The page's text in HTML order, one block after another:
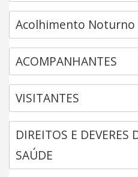
Acolhimento
ACOMPANHANTES
VISITANTES
DIREITOS E DEVERES
SAÚDE